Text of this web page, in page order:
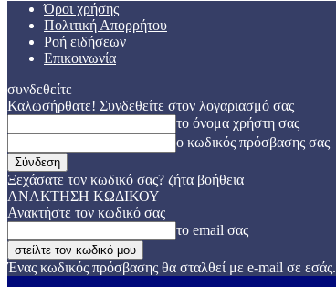
Όροι χρήσης
Πολιτική Απορρήτου
Ροή ειδήσεων
Επικοινωνία
συνδεθείτε
Καλωσήρθατε! Συνδεθείτε στον λογαριασμό σας
το όνομα χρήστη σας
ο κωδικός πρόσβασης σας
Ξεχάσατε τον κωδικό σας? ζήτα βοήθεια
ΑΝΑΚΤΗΣΗ ΚΩΔΙΚΟΥ
Ανακτήστε τον κωδικό σας
το email σας
Ένας κωδικός πρόσβασης θα σταλθεί με e-mail σε εσάς.